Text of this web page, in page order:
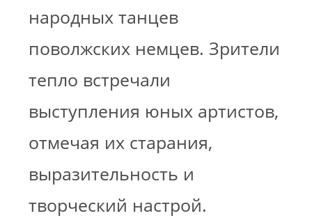
народных танцев
поволжских немцев. Зрители
тепло встречали
выступления юных артистов,
отмечая их старания,
выразительность и
творческий настрой.